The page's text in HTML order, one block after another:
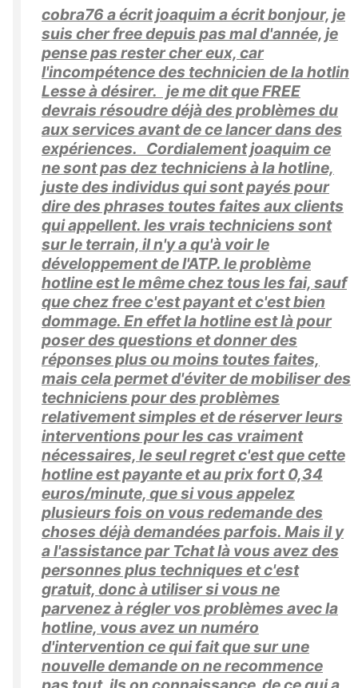
cobra76 a écrit joaquim a écrit bonjour, je
suis cher free depuis pas mal d'année, je
pense pas rester cher eux, car
l'incompétence des technicien de la hotlin
Lesse à désirer. je me dit que FREE
devrais résoudre déjà des problèmes du
aux services avant de ce lancer dans des
expériences. Cordialement joaquim ce
ne sont pas dez techniciens à la hotline,
juste des individus qui sont payés pour
dire des phrases toutes faites aux clients
qui appellent. les vrais techniciens sont
sur le terrain, il n'y a qu'à voir le
développement de l'ATP. le problème
hotline est le même chez tous les fai, sauf
que chez free c'est payant et c'est bien
dommage. En effet la hotline est là pour
poser des questions et donner des
réponses plus ou moins toutes faites,
mais cela permet d'éviter de mobiliser des
techniciens pour des problèmes
relativement simples et de réserver leurs
interventions pour les cas vraiment
nécessaires, le seul regret c'est que cette
hotline est payante et au prix fort 0,34
euros/minute, que si vous appelez
plusieurs fois on vous redemande des
choses déjà demandées parfois. Mais il y
a l'assistance par Tchat là vous avez des
personnes plus techniques et c'est
gratuit, donc à utiliser si vous ne
parvenez à régler vos problèmes avec la
hotline, vous avez un numéro
d'intervention ce qui fait que sur une
nouvelle demande on ne recommence